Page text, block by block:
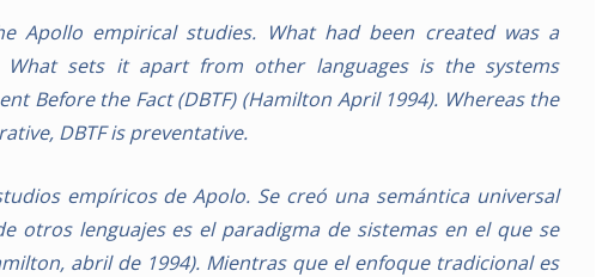
Apollo empirical studies. What had been created was a
What sets it apart from other languages is the systems
Before the Fact (DBTF) (Hamilton April 1994). Whereas the
DBTF is preventative.
empíricos de Apolo. Se creó una semántica universal
otros lenguajes es el paradigma de sistemas en el que se
abril de 1994). Mientras que el enfoque tradicional es